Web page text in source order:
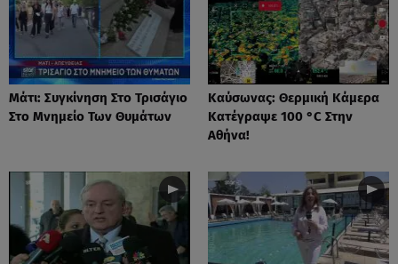
Μάτι: Συγκίνηση Στο Τρισάγιο
Στο Μνημείο Των Θυμάτων
Καύσωνας: Θερμική Κάμερα
Κατέγραψε 100 °C Στην
Αθήνα!